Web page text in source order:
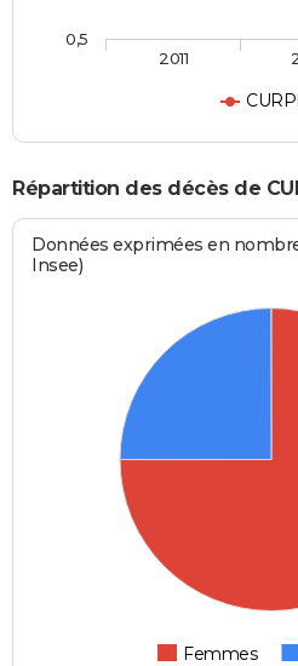
2011
0,5
Répartition des décès de
Données exprimées en
Insee)
Femmes